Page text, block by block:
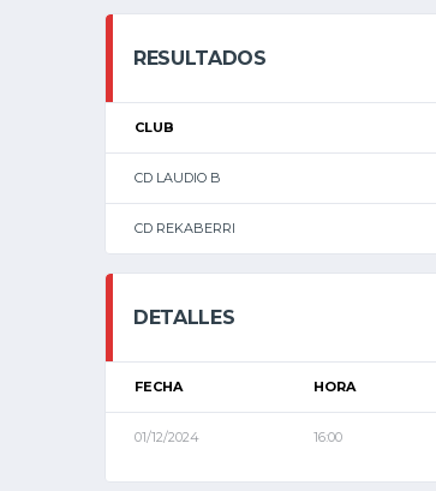
RESULTADOS
CLUB
CD LAUDIO B
CD REKABERRI
DETALLES
FECHA HORA
01/12/2024 16:00